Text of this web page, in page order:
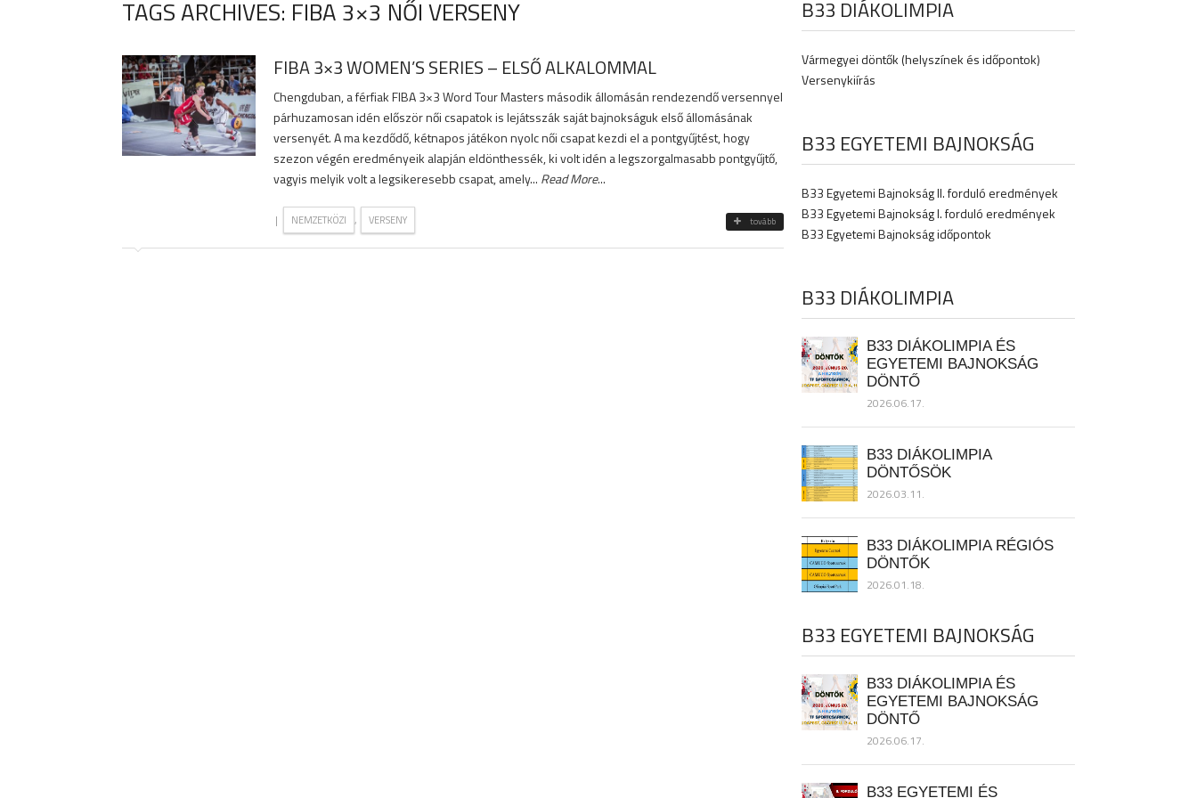
TAGS ARCHIVES: FIBA 3×3 NŐI VERSENY
FIBA 3×3 WOMEN’S SERIES – ELSŐ ALKALOMMAL
Chengduban, a férfiak FIBA 3×3 Word Tour Masters második állomásán rendezendő versennyel
párhuzamosan idén először női csapatok is lejátsszák saját bajnokságuk első állomásának
versenyét. A ma kezdődő, kétnapos játékon nyolc női csapat kezdi el a pontgyűjtést, hogy
szezon végén eredményeik alapján eldönthessék, ki volt idén a legszorgalmasabb pontgyűjtő,
vagyis melyik volt a legsikeresebb csapat, amely... Read More...
| NEMZETKÖZI , VERSENY tovább
B33 DIÁKOLIMPIA
Vármegyei döntők (helyszínek és időpontok)
Versenykiírás
B33 EGYETEMI BAJNOKSÁG
B33 Egyetemi Bajnokság II. forduló eredmények
B33 Egyetemi Bajnokság I. forduló eredmények
B33 Egyetemi Bajnokság időpontok
B33 DIÁKOLIMPIA
B33 DIÁKOLIMPIA ÉS
EGYETEMI BAJNOKSÁG
DÖNTŐ
2026.06.17.
B33 DIÁKOLIMPIA
DÖNTŐSÖK
2026.03.11.
B33 DIÁKOLIMPIA RÉGIÓS
DÖNTŐK
2026.01.18.
B33 EGYETEMI BAJNOKSÁG
B33 DIÁKOLIMPIA ÉS
EGYETEMI BAJNOKSÁG
DÖNTŐ
2026.06.17.
B33 EGYETEMI ÉS